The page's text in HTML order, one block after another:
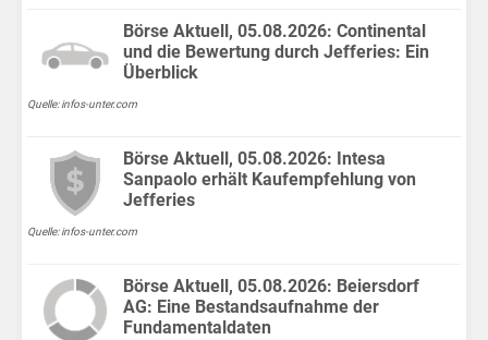
Börse Aktuell, 05.08.2026: Continental
und die Bewertung durch Jefferies: Ein
Überblick
Quelle: infos-unter.com
Börse Aktuell, 05.08.2026: Intesa
Sanpaolo erhält Kaufempfehlung von
Jefferies
Quelle: infos-unter.com
Börse Aktuell, 05.08.2026: Beiersdorf
AG: Eine Bestandsaufnahme der
Fundamentaldaten